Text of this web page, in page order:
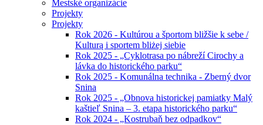
Mestské organizácie
Projekty
Projekty
Rok 2026 - Kultúrou a športom bližšie k sebe /
Kulturą i sportem bliżej siebie
Rok 2025 - „Cyklotrasa po nábreží Cirochy a
lávka do historického parku“
Rok 2025 - Komunálna technika - Zberný dvor
Snina
Rok 2025 - „Obnova historickej pamiatky Malý
kaštieľ Snina – 3. etapa historického parku“
Rok 2024 - „Kostrubaň bez odpadkov“